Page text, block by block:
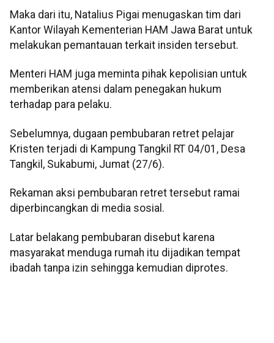
Maka dari itu, Natalius Pigai menugaskan tim dari
Kantor Wilayah Kementerian HAM Jawa Barat untuk
melakukan pemantauan terkait insiden tersebut.
Menteri HAM juga meminta pihak kepolisian untuk
memberikan atensi dalam penegakan hukum
terhadap para pelaku.
Sebelumnya, dugaan pembubaran retret pelajar
Kristen terjadi di Kampung Tangkil RT 04/01, Desa
Tangkil, Sukabumi, Jumat (27/6).
Rekaman aksi pembubaran retret tersebut ramai
diperbincangkan di media sosial.
Latar belakang pembubaran disebut karena
masyarakat menduga rumah itu dijadikan tempat
ibadah tanpa izin sehingga kemudian diprotes.